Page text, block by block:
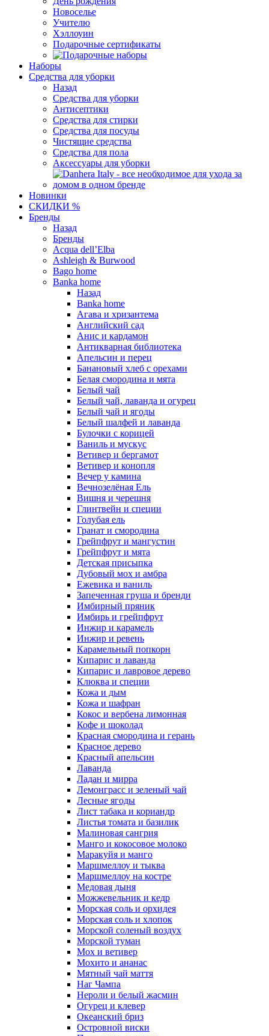
Новоселье
Учителю
Хэллоуин
Подарочные сертификаты
Наборы
Средства для уборки
Назад
Средства для уборки
Антисептики
Средства для стирки
Средства для посуды
Чистящие средства
Средства для пола
Аксессуары для уборки
Новинки
СКИДКИ %
Бренды
Назад
Бренды
Acqua dell’Elba
Ashleigh & Burwood
Bago home
Banka home
Назад
Banka home
Агава и хризантема
Английский сад
Анис и кардамон
Антикварная библиотека
Апельсин и перец
Банановый хлеб с орехами
Белая смородина и мята
Белый чай
Белый чай, лаванда и огурец
Белый чай и ягоды
Белый шалфей и лаванда
Булочки с корицей
Ваниль и мускус
Ветивер и бергамот
Ветивер и конопля
Вечер у камина
Вечнозелёная Ель
Вишня и черешня
Глинтвейн и специи
Голубая ель
Гранат и смородина
Грейпфрут и мангустин
Грейпфрут и мята
Детская присыпка
Дубовый мох и амбра
Ежевика и ваниль
Запеченная груша и бренди
Имбирный пряник
Имбирь и грейпфрут
Инжир и карамель
Инжир и ревень
Карамельный попкорн
Кипарис и лаванда
Кипарис и лавровое дерево
Клюква и специи
Кожа и дым
Кожа и шафран
Кокос и вербена лимонная
Кофе и шоколад
Красная смородина и герань
Красное дерево
Красный апельсин
Лаванда
Ладан и мирра
Лемонграсс и зеленый чай
Лесные ягоды
Лист табака и кориандр
Листья томата и базилик
Малиновая сангрия
Манго и кокосовое молоко
Маракуйя и манго
Маршмеллоу и тыква
Маршмеллоу на костре
Медовая дыня
Можжевельник и кедр
Морская соль и орхидея
Морская соль и хлопок
Морской соленый воздух
Морской туман
Мох и ветивер
Мохито и ананас
Мятный чай маття
Наг Чампа
Нероли и белый жасмин
Огурец и клевер
Океанский бриз
Островной виски